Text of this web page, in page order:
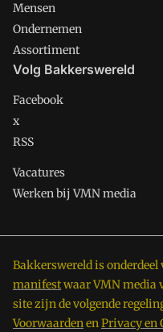
Mensen
Ondernemen
Assortiment
Volg Bakkerswereld
Facebook
x
RSS
Vacatures
Werken bij VMN media
Bakkerswereld is
manifestwaar VMN media
site zijn de volgende
VoorwaardenenPrivacy en